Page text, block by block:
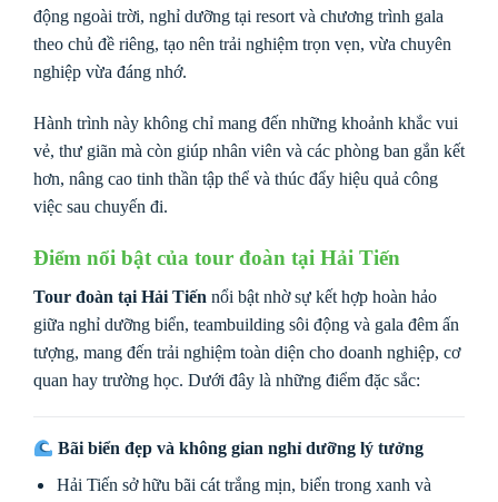
động ngoài trời, nghỉ dưỡng tại resort và chương trình gala
theo chủ đề riêng, tạo nên trải nghiệm trọn vẹn, vừa chuyên
nghiệp vừa đáng nhớ.
Hành trình này không chỉ mang đến những khoảnh khắc vui
vẻ, thư giãn mà còn giúp nhân viên và các phòng ban gắn kết
hơn, nâng cao tinh thần tập thể và thúc đẩy hiệu quả công
việc sau chuyến đi.
Điểm nổi bật của tour đoàn tại Hải Tiến
Tour đoàn tại Hải Tiến nổi bật nhờ sự kết hợp hoàn hảo
giữa nghỉ dưỡng biển, teambuilding sôi động và gala đêm ấn
tượng, mang đến trải nghiệm toàn diện cho doanh nghiệp, cơ
quan hay trường học. Dưới đây là những điểm đặc sắc:
Bãi biển đẹp và không gian nghỉ dưỡng lý tưởng
Hải Tiến sở hữu bãi cát trắng mịn, biển trong xanh và